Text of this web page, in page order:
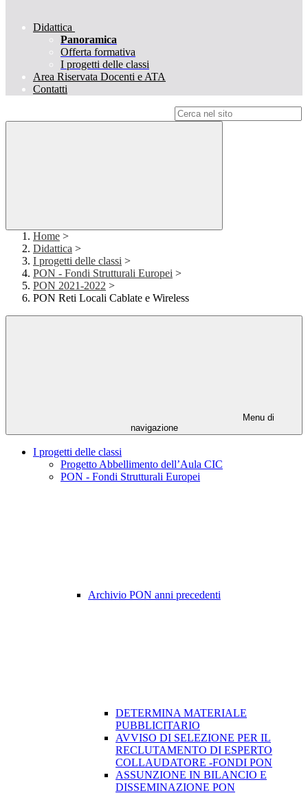
Didattica
Panoramica
Offerta formativa
I progetti delle classi
Area Riservata Docenti e ATA
Contatti
Home >
Didattica >
I progetti delle classi >
PON - Fondi Strutturali Europei >
PON 2021-2022 >
PON Reti Locali Cablate e Wireless
Menu di
navigazione
I progetti delle classi
Progetto Abbellimento dell’Aula CIC
PON - Fondi Strutturali Europei
Archivio PON anni precedenti
DETERMINA MATERIALE
PUBBLICITARIO
AVVISO DI SELEZIONE PER IL
RECLUTAMENTO DI ESPERTO
COLLAUDATORE -FONDI PON
ASSUNZIONE IN BILANCIO E
DISSEMINAZIONE PON